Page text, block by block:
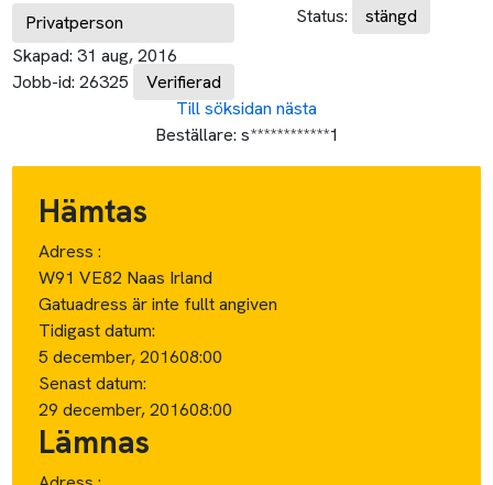
Privatperson
Skapad: 31 aug, 2016
Jobb-id: 26325 Verifierad
Status:
stängd
Till söksidan nästa
Beställare: s************1
Hämtas
Adress :
W91 VE82 Naas Irland
Gatuadress är inte fullt angiven
Tidigast datum:
5 december, 201608:00
Senast datum:
29 december, 201608:00
Lämnas